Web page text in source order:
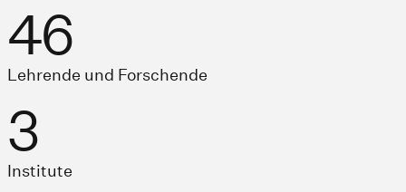
46
Lehrende und Forschende
3
Institute